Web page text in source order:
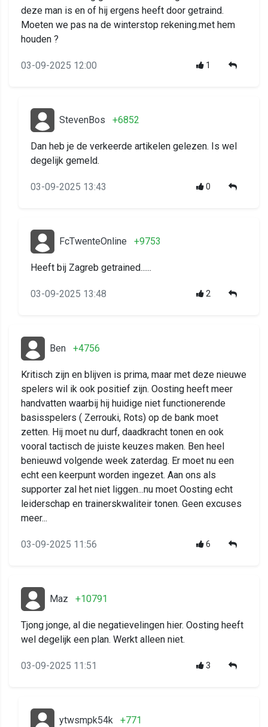
deze man is en of hij ergens heeft door getraind.
Moeten we pas na de winterstop rekening.met hem
houden ?
03-09-2025 12:00 1
StevenBos +6852
Dan heb je de verkeerde artikelen gelezen. Is wel
degelijk gemeld.
03-09-2025 13:43 0
FcTwenteOnline +9753
Heeft bij Zagreb getrained......
03-09-2025 13:48 2
Ben +4756
Kritisch zijn en blijven is prima, maar met deze nieuwe
spelers wil ik ook positief zijn. Oosting heeft meer
handvatten waarbij hij huidige niet functionerende
basisspelers ( Zerrouki, Rots) op de bank moet
zetten. Hij moet nu durf, daadkracht tonen en ook
vooral tactisch de juiste keuzes maken. Ben heel
benieuwd volgende week zaterdag. Er moet nu een
echt een keerpunt worden ingezet. Aan ons als
supporter zal het niet liggen...nu moet Oosting echt
leiderschap en trainerskwaliteir tonen. Geen excuses
meer...
03-09-2025 11:56 6
Maz +10791
Tjong jonge, al die negatievelingen hier. Oosting heeft
wel degelijk een plan. Werkt alleen niet.
03-09-2025 11:51 3
ytwsmpk54k +771